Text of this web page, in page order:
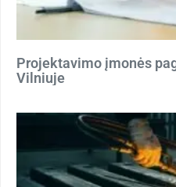
Projektavimo įmonės
Vilniuje